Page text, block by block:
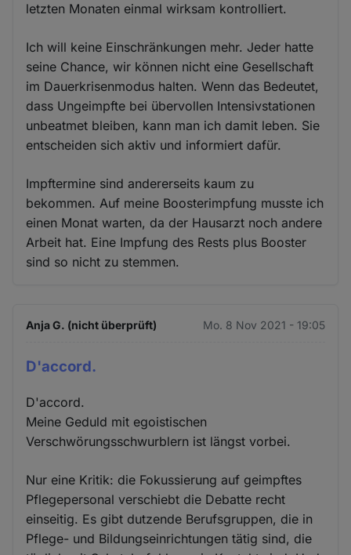
letzten Monaten einmal wirksam kontrolliert.
Ich will keine Einschränkungen mehr. Jeder hatte
seine Chance, wir können nicht eine Gesellschaft
im Dauerkrisenmodus halten. Wenn das Bedeutet,
dass Ungeimpfte bei übervollen Intensivstationen
unbeatmet bleiben, kann man ich damit leben. Sie
entscheiden sich aktiv und informiert dafür.
Impftermine sind andererseits kaum zu
bekommen. Auf meine Boosterimpfung musste ich
einen Monat warten, da der Hausarzt noch andere
Arbeit hat. Eine Impfung des Rests plus Booster
sind so nicht zu stemmen.
Anja G. (nicht überprüft) Mo. 8 Nov 2021 - 19:05
D'accord.
D'accord.
Meine Geduld mit egoistischen
Verschwörungsschwurblern ist längst vorbei.
Nur eine Kritik: die Fokussierung auf geimpftes
Pflegepersonal verschiebt die Debatte recht
einseitig. Es gibt dutzende Berufsgruppen, die in
Pflege- und Bildungseinrichtungen tätig sind, die